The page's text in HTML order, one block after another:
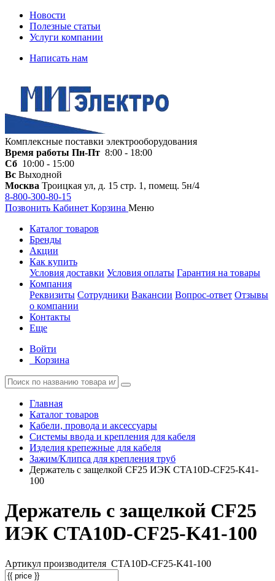
Новости
Полезные статьи
Услуги компании
Написать нам
Комплексные поставки электрооборудования
Время работы Пн-Пт 8:00 - 18:00
Сб 10:00 - 15:00
Вс Выходной
Москва Троицкая ул, д. 15 стр. 1, помещ. 5н/4
8-800-300-80-15
Позвонить Кабинет Корзина Меню
Каталог товаров
Бренды
Акции
Как купить
Условия доставки Условия оплаты Гарантия на товары
Компания
Реквизиты Сотрудники Вакансии Вопрос-ответ Отзывы
о компании
Контакты
Еще
Войти
Корзина
Главная
Каталог товаров
Кабели, провода и аксессуары
Системы ввода и крепления для кабеля
Изделия крепежные для кабеля
Зажим/Клипса для крепления труб
Держатель с защелкой CF25 ИЭК CTA10D-CF25-K41-
100
Держатель с защелкой CF25
ИЭК CTA10D-CF25-K41-100
Артикул производителя CTA10D-CF25-K41-100